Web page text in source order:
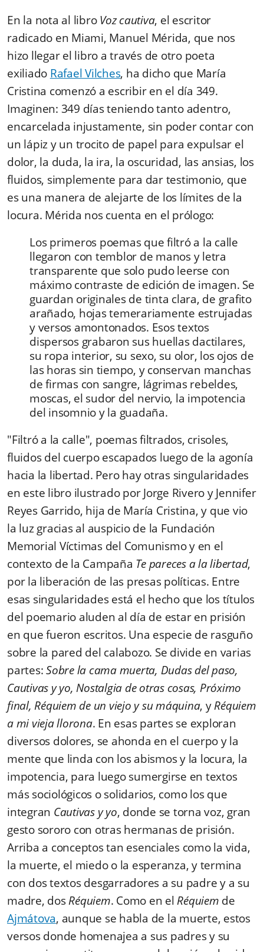
En la nota al libroVoz cautiva, el escritor
radicado en Miami, Manuel Mérida, que nos
hizo llegar el libro a través de otro poeta
exiliado Rafael Vilches, ha dicho que María
Cristina comenzó a escribir en el día 349.
Imaginen: 349 días teniendo tanto adentro,
encarcelada injustamente, sin poder contar con
un lápiz y un trocito de papel para expulsar el
dolor, la duda, la ira, la oscuridad, las ansias, los
fluidos, simplemente para dar testimonio, que
es una manera de alejarte de los límites de la
locura. Mérida nos cuenta en el prólogo:
Los primeros poemas que filtró a la calle
llegaron con temblor de manos y letra
transparente que solo pudo leerse con
máximo contraste de edición de imagen. Se
guardan originales de tinta clara, de grafito
arañado, hojas temerariamente estrujadas
y versos amontonados. Esos textos
dispersos grabaron sus huellas dactilares,
su ropa interior, su sexo, su olor, los ojos de
las horas sin tiempo, y conservan manchas
de firmas con sangre, lágrimas rebeldes,
moscas, el sudor del nervio, la impotencia
del insomnio y la guadaña.
"Filtró a la calle", poemas filtrados, crisoles,
fluidos del cuerpo escapados luego de la agonía
hacia la libertad. Pero hay otras singularidades
en este libro ilustrado por Jorge Rivero y Jennifer
Reyes Garrido, hija de María Cristina, y que vio
la luz gracias al auspicio de la Fundación
Memorial Víctimas del Comunismo y en el
contexto de la Campaña Te pareces a la libertad,
por la liberación de las presas políticas. Entre
esas singularidades está el hecho que los títulos
del poemario aluden al día de estar en prisión
en que fueron escritos. Una especie de rasguño
sobre la pared del calabozo. Se divide en varias
partes:Sobre la cama muerta, Dudas del paso,
Cautivas y yo, Nostalgia de otras cosas, Próximo
final, Réquiem de un viejo y su máquina, yRéquiem
a mi vieja llorona. En esas partes se exploran
diversos dolores, se ahonda en el cuerpo y la
mente que linda con los abismos y la locura, la
impotencia, para luego sumergirse en textos
más sociológicos o solidarios, como los que
integran Cautivas y yo, donde se torna voz, gran
gesto sororo con otras hermanas de prisión.
Arriba a conceptos tan esenciales como la vida,
la muerte, el miedo o la esperanza, y termina
con dos textos desgarradores a su padre y a su
madre, dosRéquiem. Como en el Réquiem de
Ajmátova, aunque se habla de la muerte, estos
versos donde homenajea a sus padres y su